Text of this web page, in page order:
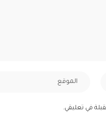
في تعليقي.